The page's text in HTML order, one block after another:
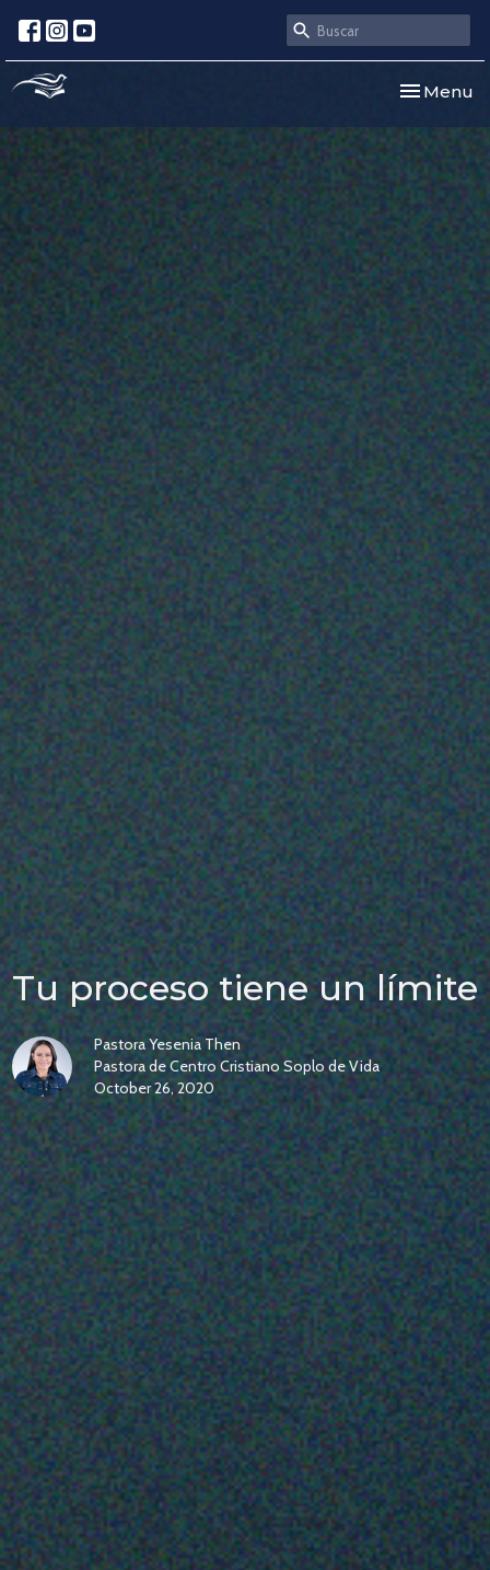
Toggle
Menu
Tu proceso tiene un límite
Pastora Yesenia Then
Pastora de Centro Cristiano Soplo de Vida
October 26, 2020